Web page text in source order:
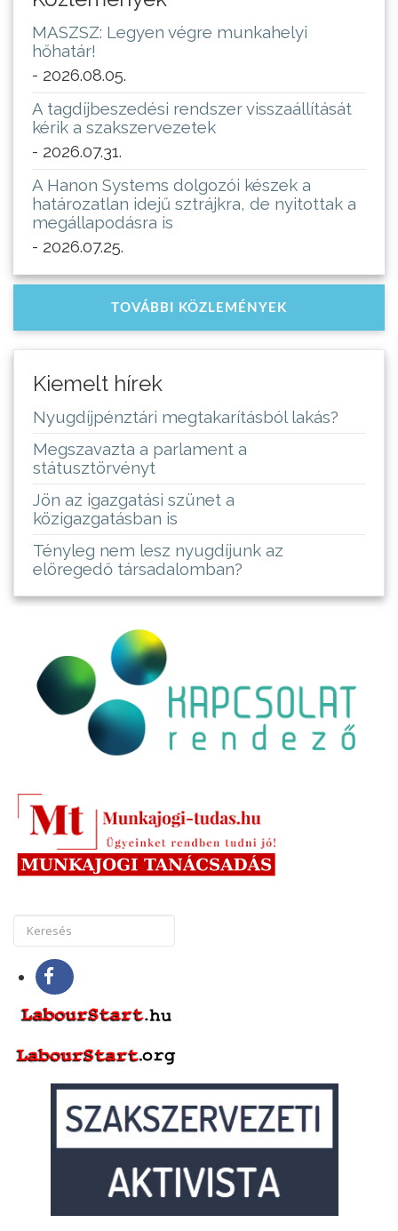
MASZSZ: Legyen végre munkahelyi
hőhatár!
- 2026.08.05.
A tagdíjbeszedési rendszer visszaállítását
kérik a szakszervezetek
- 2026.07.31.
A Hanon Systems dolgozói készek a
határozatlan idejű sztrájkra, de nyitottak a
megállapodásra is
- 2026.07.25.
TOVÁBBI KÖZLEMÉNYEK
Kiemelt hírek
Nyugdíjpénztári megtakarításból lakás?
Megszavazta a parlament a
státusztörvényt
Jön az igazgatási szünet a
közigazgatásban is
Tényleg nem lesz nyugdíjunk az
elöregedő társadalomban?